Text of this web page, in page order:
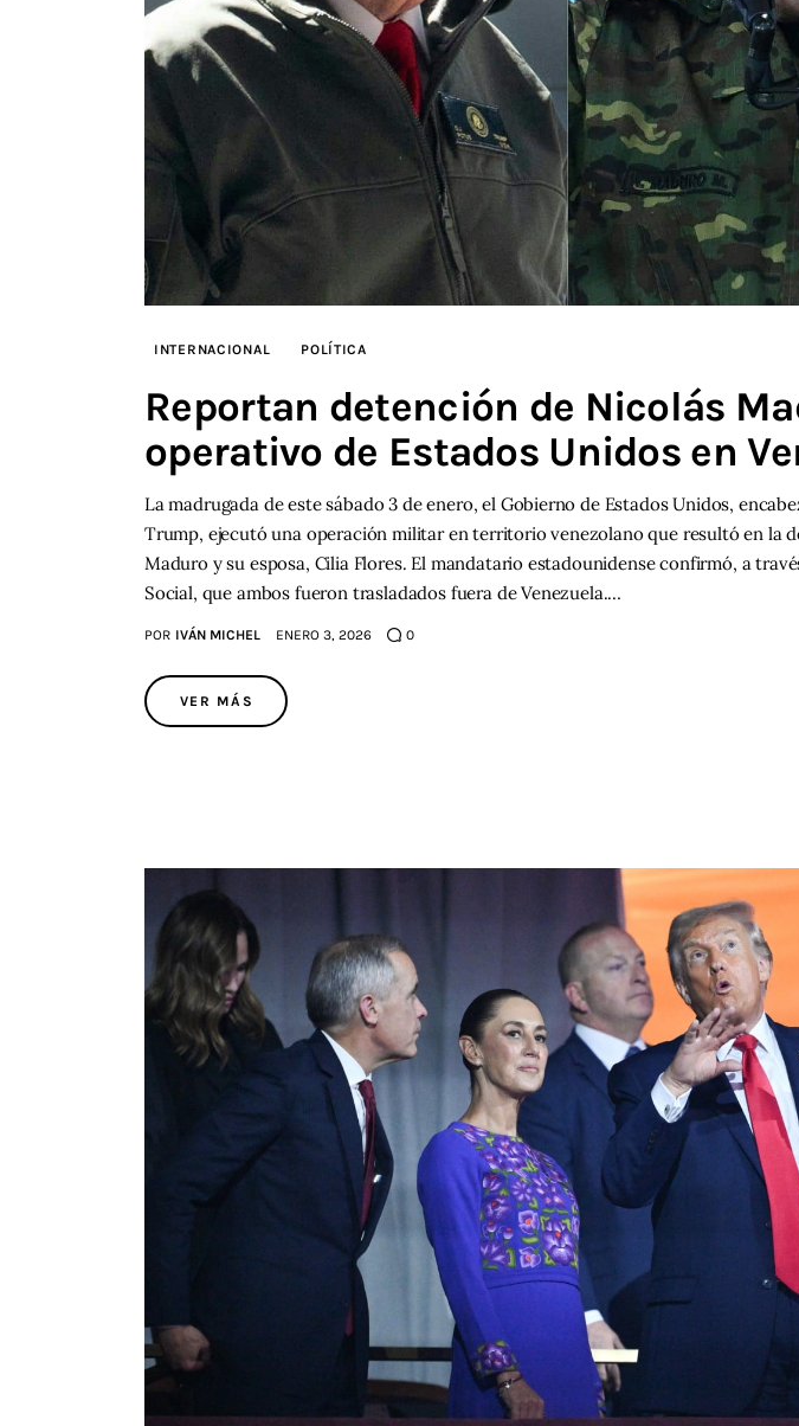
INTERNACIONAL POLÍTICA
Reportan detención de Nicolás
operativo de Estados Unidos en
La madrugada de este sábado 3 de enero, el Gobierno de Estados Unidos,
Trump, ejecutó una operación militar en territorio venezolano que resultó en la
Maduro y su esposa, Cilia Flores. El mandatario estadounidense confirmó, a
Social, que ambos fueron trasladados fuera de Venezuela.…
POR IVÁN MICHEL ENERO 3, 2026 0
VER MÁS